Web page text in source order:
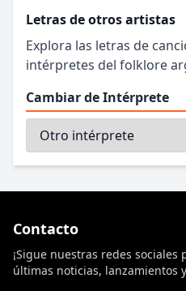
Letras de otros artistas
Explora las letras de
intérpretes del folklore
Cambiar de Intérprete
Contacto
¡Sigue nuestras redes sociales
últimas noticias, lanzamientos